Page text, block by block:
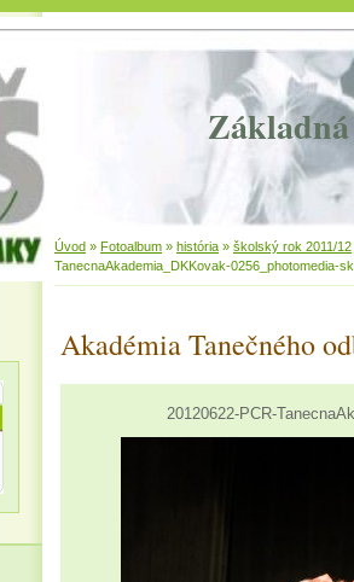
Základná
Úvod » Fotoalbum » história » školský rok 2011/12
TanecnaAkademia_DKKovak-0256_photomedia-sk
Akadémia Tanečného
20120622-PCR-